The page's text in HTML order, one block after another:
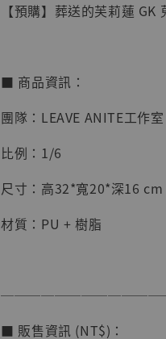
NT$ 4,280
-
加入購物車
【預購】葬送的芙莉蓮
■ 商品資訊：
團隊：LEAVE ANITE工作室
比例：1/6
尺寸：高32*寬20*深16 cm
材質：PU + 樹脂
■ 販售資訊 (NT$)：